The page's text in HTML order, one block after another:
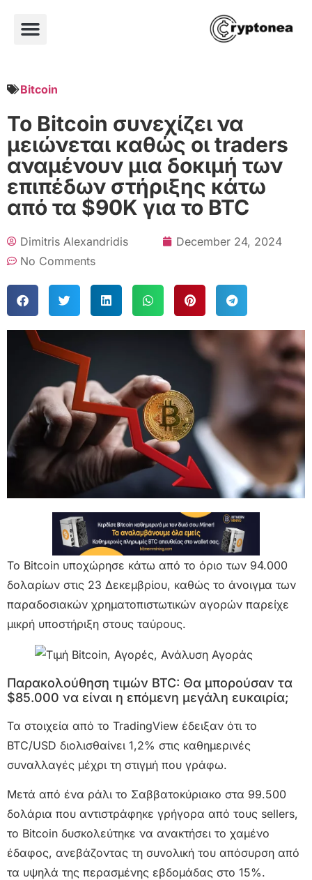
Bitcoin
Το Bitcoin συνεχίζει να
μειώνεται καθώς οι traders
αναμένουν μια δοκιμή των
επιπέδων στήριξης κάτω
από τα $90K για το BTC
Dimitris Alexandridis
December 24, 2024
No Comments
Το Bitcoin υποχώρησε κάτω από το όριο των 94.000
δολαρίων στις 23 Δεκεμβρίου, καθώς το άνοιγμα των
παραδοσιακών χρηματοπιστωτικών αγορών παρείχε
μικρή υποστήριξη στους ταύρους.
Παρακολούθηση τιμών BTC: Θα μπορούσαν τα
$85.000 να είναι η επόμενη μεγάλη ευκαιρία;
Τα στοιχεία από το TradingView έδειξαν ότι το
BTC/USD διολισθαίνει 1,2% στις καθημερινές
συναλλαγές μέχρι τη στιγμή που γράφω.
Μετά από ένα ράλι το Σαββατοκύριακο στα 99.500
δολάρια που αντιστράφηκε γρήγορα από τους sellers,
το Bitcoin δυσκολεύτηκε να ανακτήσει το χαμένο
έδαφος, ανεβάζοντας τη συνολική του απόσυρση από
τα υψηλά της περασμένης εβδομάδας στο 15%.